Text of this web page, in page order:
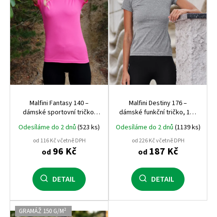
r
o
d
u
k
t
ů
Malfini Fantasy 140 –
dámské sportovní tričko,
polyester
Odesíláme do 2 dnů (523 ks)
od 116 Kč včetně DPH
od 96 Kč
DETAIL
Malfini Destiny 176 –
dámské funkční tričko, 160
střih
Odesíláme do 2 dnů (1139 ks)
od 226 Kč včetně DPH
od187 Kč
DETAIL
GRAMÁŽ 150 G/M²